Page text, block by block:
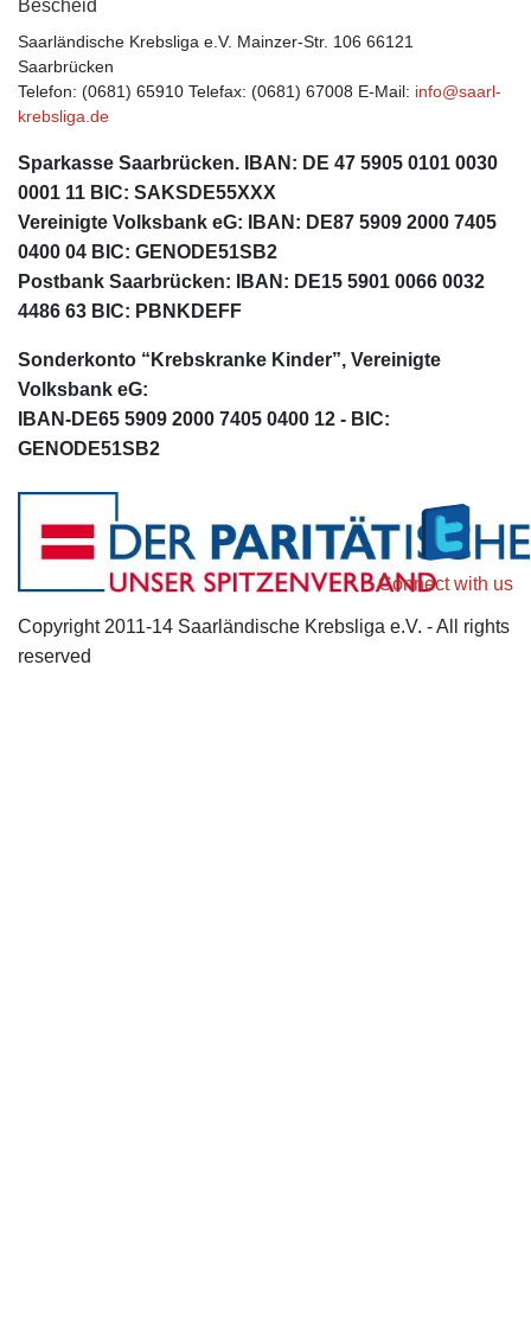
Bescheid
Saarländische Krebsliga e.V. Mainzer-Str. 106 66121
Saarbrücken
Telefon: (0681) 65910 Telefax: (0681) 67008 E-Mail: info@saarl-
krebsliga.de
Sparkasse Saarbrücken. IBAN: DE 47 5905 0101 0030
0001 11 BIC: SAKSDE55XXX
Vereinigte Volksbank eG: IBAN: DE87 5909 2000 7405
0400 04 BIC: GENODE51SB2
Postbank Saarbrücken: IBAN: DE15 5901 0066 0032
4486 63 BIC: PBNKDEFF
Sonderkonto “Krebskranke Kinder”, Vereinigte
Volksbank eG:
IBAN-DE65 5909 2000 7405 0400 12 - BIC:
GENODE51SB2
Copyright 2011-14 Saarländische Krebsliga e.V. - All rights
reserved
Connect with us